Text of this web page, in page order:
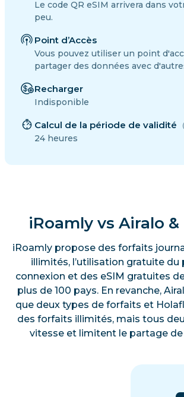
Le code QR eSIM arrivera dans
peu.
Point d’Accès
Vous pouvez utiliser un point
partager des données avec
Recharger
Indisponible
Calcul de la période de validité
24 heures
iRoamly vs Airalo
iRoamly propose des forfaits
illimités, l’utilisation gratuite du
connexion et des eSIM gratuites
plus de 100 pays. En revanche,
que deux types de forfaits et
des forfaits illimités, mais tous
vitesse et limitent le partage de